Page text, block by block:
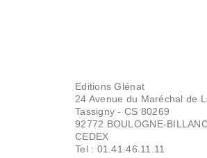
Editions Glénat
24 Avenue du Maréchal de
Tassigny - CS 80269
92772 BOULOGNE-
CEDEX
Tel : 01.41.46.11.11